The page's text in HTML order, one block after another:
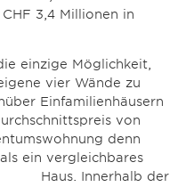
3,4 Millionen in
einzige Möglichkeit,
vier Wände zu
Einfamilienhäusern
von
denn
ein vergleichbares
Haus. Innerhalb der